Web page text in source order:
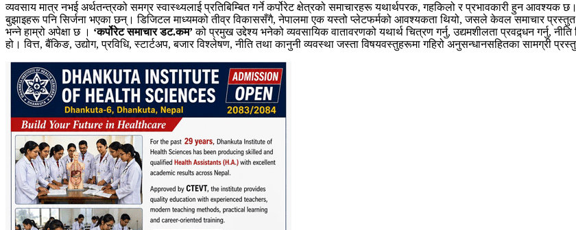
व्यवसाय मात्र नभई अर्थतन्त्रको समग्र स्वास्थ्यलाई प्रतिबिम्बित गर्ने कर्पोरेट क्षेत्रको समाचारहरू यथार्थपरक, गहकिलो र प्रभावकारी हुन आवश्यक
बुझाइहरू पनि सिर्जना भएका छन्। डिजिटल माध्यमको तीव्र विकाससँगै, नेपालमा एक यस्तो प्लेटफर्मको आवश्यकता थियो, जसले केवल समाचार प्रस्तुत
भन्ने हाम्रो अपेक्षा छ । ‘कर्पोरेट समाचार डट.कम’को प्रमुख उद्देश्य भनेको व्यवसायिक वातावरणको यथार्थ चित्रण गर्नु, उद्यमशीलता प्रवद्र्धन गर्नु,
हो। वित्त, बैंकिङ, उद्योग, प्रविधि, स्टार्टअप, बजार विश्लेषण, नीति तथा कानुनी व्यवस्था जस्ता विषयवस्तुहरूमा गहिरो अनुसन्धानसहितका सामग्री